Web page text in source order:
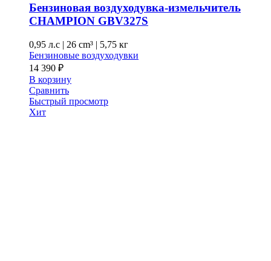
Бензиновая воздуходувка-измельчитель
CHAMPION GBV327S
0,95 л.с | 26 cm³ | 5,75 кг
Бензиновые воздуходувки
14 390 ₽
В корзину
Сравнить
Быстрый просмотр
Хит